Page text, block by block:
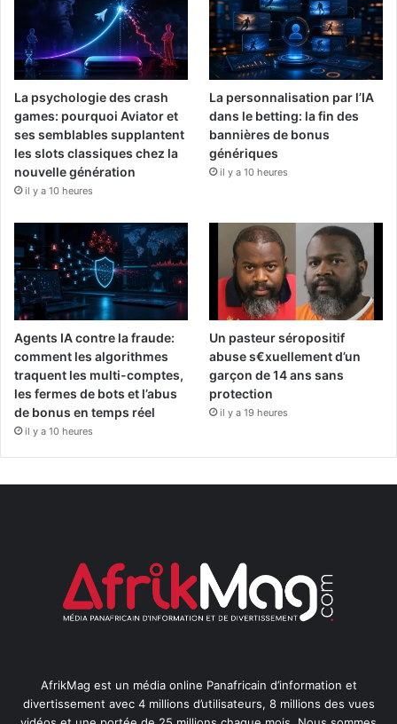
La psychologie des crash
games: pourquoi Aviator et
ses semblables supplantent
les slots classiques chez la
nouvelle génération
il y a 10 heures
La personnalisation par l’IA
dans le betting: la fin des
bannières de bonus
génériques
il y a 10 heures
Agents IA contre la fraude:
comment les algorithmes
traquent les multi-comptes,
les fermes de bots et l’abus
de bonus en temps réel
il y a 10 heures
Un pasteur séropositif
abuse s€xuellement d’un
garçon de 14 ans sans
protection
il y a 19 heures
AfrikMag est un média online Panafricain d’information et
divertissement avec 4 millions d’utilisateurs, 8 millions des vues